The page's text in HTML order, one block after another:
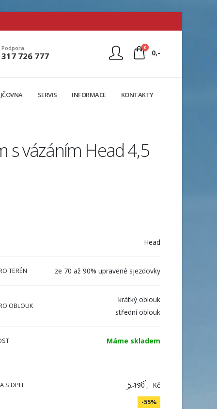
Podpora
317 726 777
0
0,-
Přihlásit
SERVIS INFORMACE KONTAKTY
s vázáním Head 4,5
Head
TERÉN ze 70 až 90% upravené sjezdovky
OBLOUK
krátký oblouk
střední oblouk
Máme skladem
S DPH: 5 190 ,- Kč
-55%